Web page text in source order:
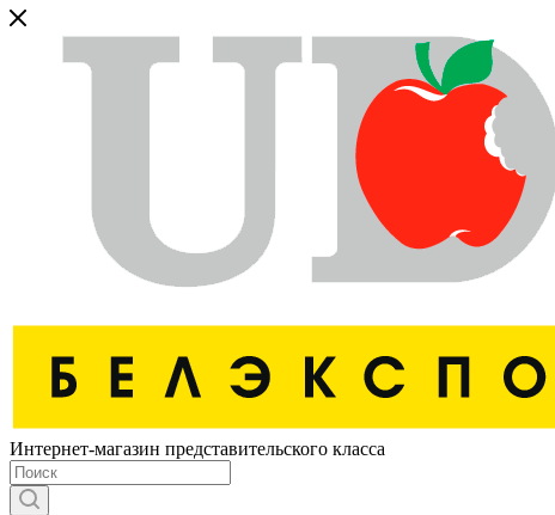
Интернет-магазин представительского класса